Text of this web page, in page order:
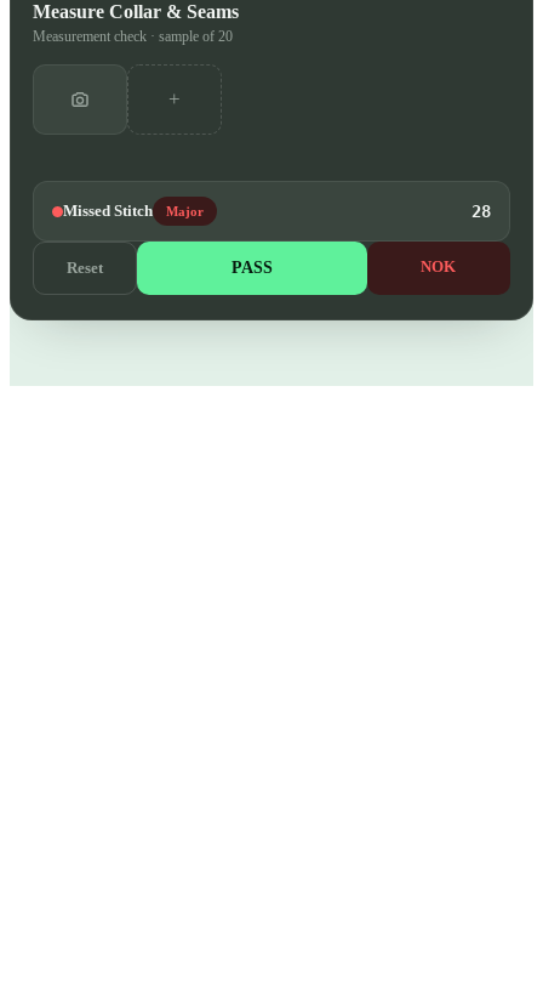
Measure Collar & Seams
Measurement check · sample of 20
+
Missed Stitch Major 28
Reset PASS NOK